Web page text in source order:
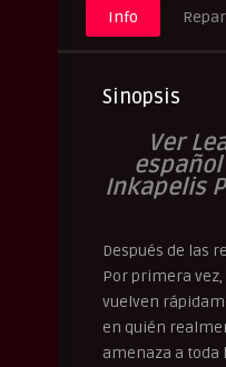
Info
Sinopsis
Ver
Inkapelis
Después de las
Por primera
vuelven
en quién
amenaza a toda